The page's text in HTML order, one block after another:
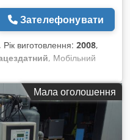
Зателефонувати
, Рік виготовлення: 2008,
, Мобільний
обладнаний кінцевим
обслуговування.
характеристики:
тиск 12 бар; рік випуску
2969 год. Компресор
надається гарантія.
Мала оголошення